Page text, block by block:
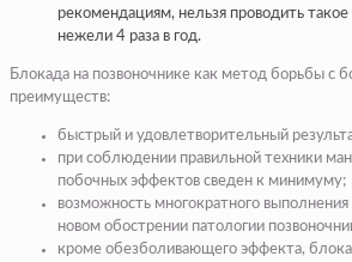
рекомендациям, нельзя проводить
нежели 4 раза в год.
Блокада на позвоночнике как метод борьбы с
преимуществ:
быстрый и удовлетворительный
при соблюдении правильной техники
побочных эффектов сведен к минимуму;
возможность многократного
новом обострении патологии
кроме обезболивающего эффекта,